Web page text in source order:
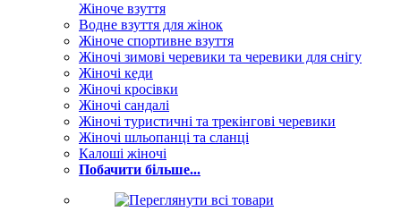
Жіноче взуття
Водне взуття для жінок
Жіноче спортивне взуття
Жіночі зимові черевики та черевики для снігу
Жіночі кеди
Жіночі кросівки
Жіночі сандалі
Жіночі туристичні та трекінгові черевики
Жіночі шльопанці та сланці
Калоші жіночі
Побачити більше...